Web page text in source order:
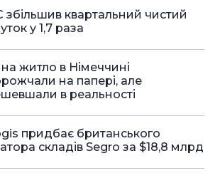
збільшив квартальний чистий
у 1,7 раза
житло в Німеччині
на папері, але
в реальності
придбає британського
складів Segro за $18,8 млрд